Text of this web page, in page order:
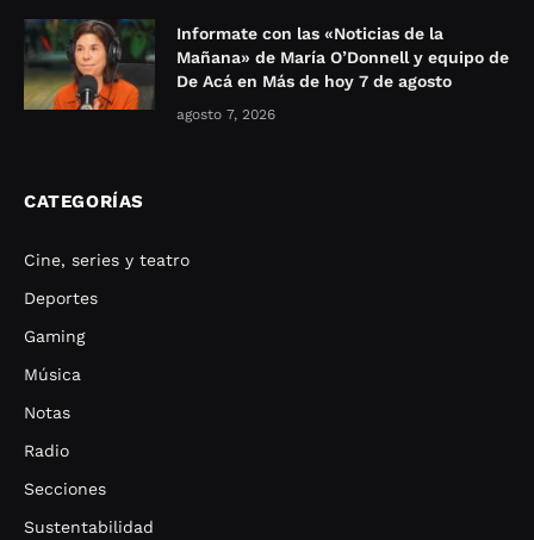
Informate con las «Noticias de la
Mañana» de María O’Donnell y equipo de
De Acá en Más de hoy 7 de agosto
agosto 7, 2026
CATEGORÍAS
Cine, series y teatro
Deportes
Gaming
Música
Notas
Radio
Secciones
Sustentabilidad